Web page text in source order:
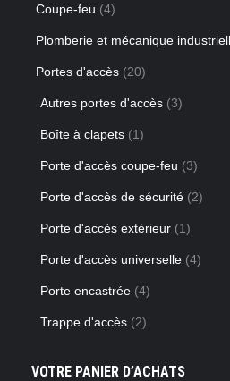
Coupe-feu (4)
Plomberie et mécanique
Portes d'accès (20)
Autres portes d'accès (3)
Boîte à clapets (1)
Porte d'accès coupe-feu (3)
Porte d'accès de sécurité (2)
Porte d'accès extérieur (1)
Porte d'accès universelle (4)
Porte encastrée (4)
Trappe d'accès (2)
VOTRE PANIER D’ACHATS